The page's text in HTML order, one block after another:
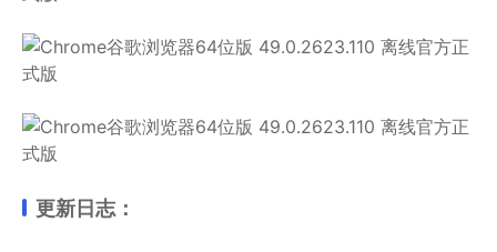
更新日志：